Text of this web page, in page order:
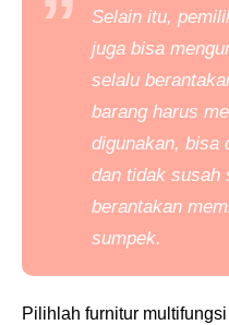
Selain itu,
juga bisa
selalu
barang harus
digunakan, bisa
dan tidak susah
berantakan
sumpek.
Pilihlah furnitur